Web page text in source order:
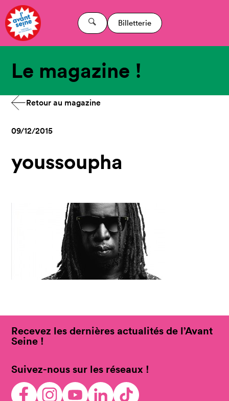
Billetterie
Le magazine !
Retour au magazine
09/12/2015
youssoupha
Recevez les dernières actualités de l’Avant
Seine !
Suivez-nous sur les réseaux !